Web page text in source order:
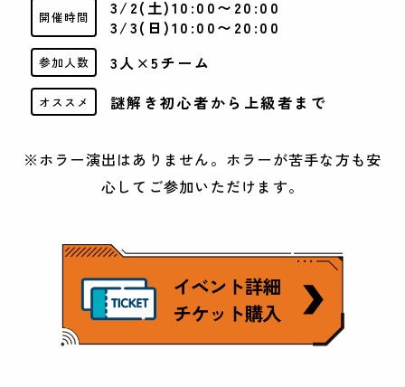
開催時間
3/2(土)10:00〜20:00
3/3(日)10:00〜20:00
参加人数 3人×5チーム
オススメ 謎解き初心者から上級者まで
※ホラー演出はありません。ホラーが苦手な方も安
心してご参加いただけます。